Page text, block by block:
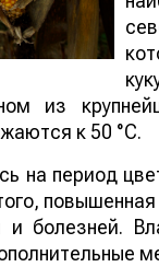
из
к 50 °C.
на период
и болезней.